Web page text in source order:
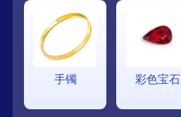
手镯 彩色宝石